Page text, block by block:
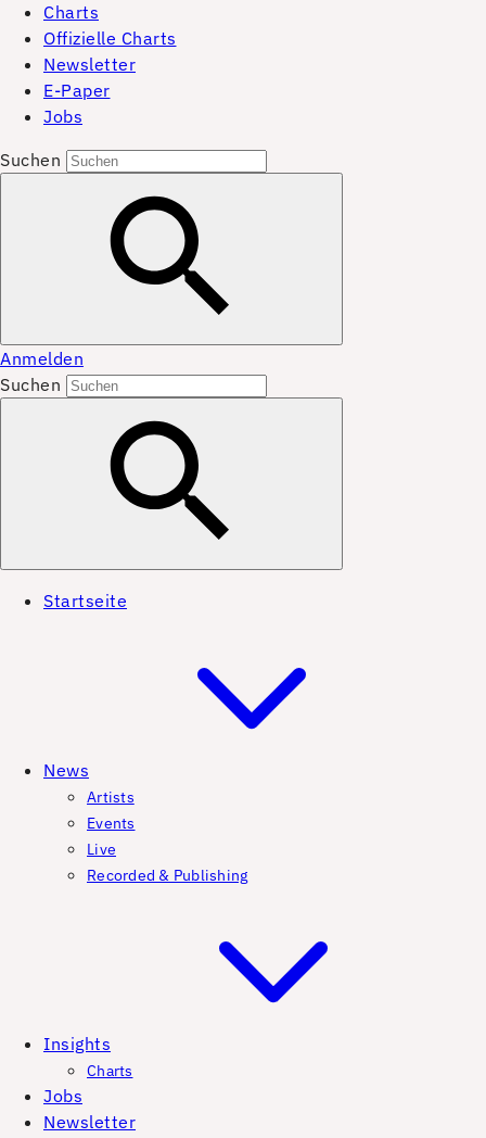
Charts
Offizielle Charts
Newsletter
E-Paper
Jobs
Suchen
Anmelden
Suchen
Startseite
News
Artists
Events
Live
Recorded & Publishing
Insights
Charts
Jobs
Newsletter